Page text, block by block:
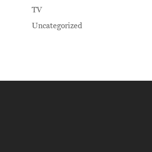
TV
Uncategorized